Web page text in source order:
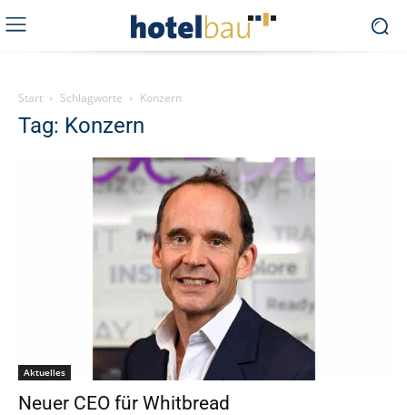
Start Schlagworte Konzern
Tag: Konzern
Aktuelles
Neuer CEO für Whitbread